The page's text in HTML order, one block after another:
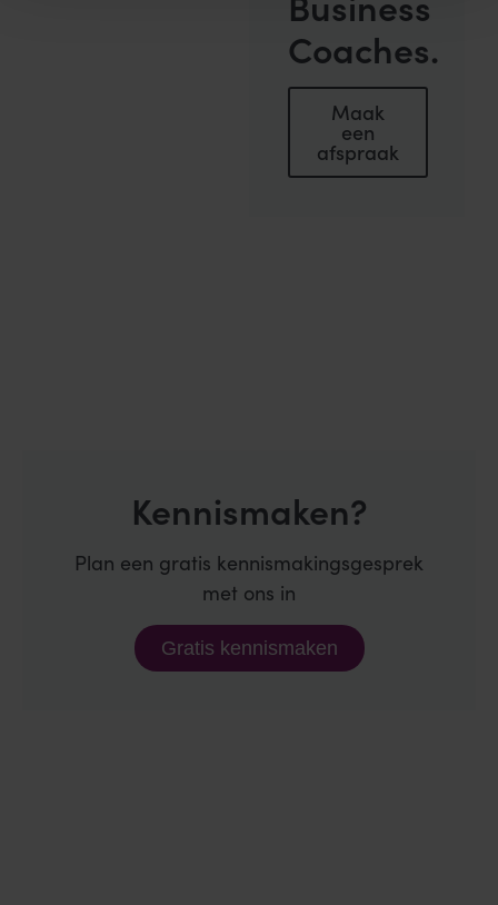
Coaches.
Maak
een
afspraak
Kennismaken?
Plan een gratis kennismakingsgesprek
met ons in
Gratis kennismaken